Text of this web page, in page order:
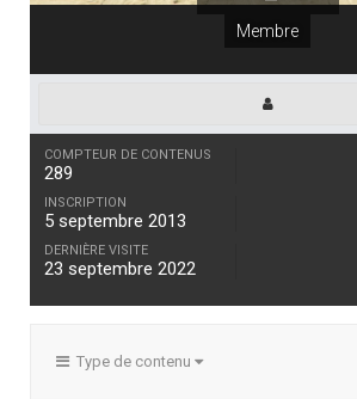
Membre
COMPTEUR DE CONTENUS
289
INSCRIPTION
5 septembre 2013
DERNIÈRE VISITE
23 septembre 2022
Type de contenu